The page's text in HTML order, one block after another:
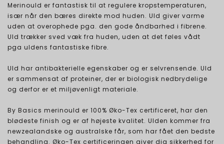
Merinould er fantastisk til at regulere kropstemperaturen,
især når den bæres direkte mod huden. Uld giver varme
uden at overophede pga. den gode åndbarhed i fibrene.
Uld trækker sved væk fra huden, uden at det føles vådt
pga uldens fantastiske fibre.
Uld har antibakterielle egenskaber og er selvrensende. Uld
er sammensat af proteiner, der er biologisk nedbrydelige
og derfor er et miljøvenligt materiale.
By Basics merinould er 100% Øko-Tex certificeret, har den
blødeste finish og er af højeste kvalitet. Ulden kommer fra
newzealandske og australske får, som har fået den bedste
behandling. Øko-Tex certificeringen giver dig sikkerhed for